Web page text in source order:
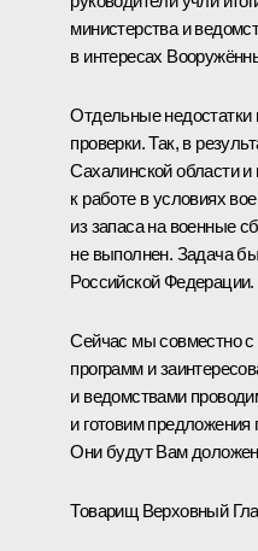
министерства и
в интересах
Отдельные недостатки
проверки. Так, в
Сахалинской области и
к работе в условиях
из запаса на военные
не выполнен. Задача
Российской Федерации.
Сейчас мы совместно
программ и
и ведомствами
и готовим
Они будут Вам
Товарищ Верховный